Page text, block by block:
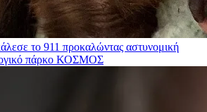
το 911 προκαλώντας αστυνομική
πάρκο ΚΟΣΜΟΣ